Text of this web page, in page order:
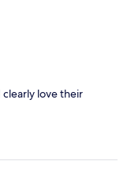
love their